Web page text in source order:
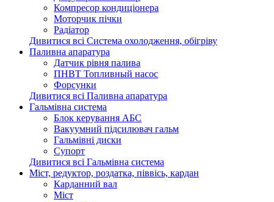
Компресор кондиціонера
Моторчик пічки
Радіатор
Дивитися всі Система охолодження, обігріву
Паливна апаратура
Датчик рівня палива
ПНВТ Топливный насос
Форсунки
Дивитися всі Паливна апаратура
Гальмівна система
Блок керування АБС
Вакуумний підсилювач гальм
Гальмівні диски
Супорт
Дивитися всі Гальмівна система
Міст, редуктор, роздатка, піввісь, кардан
Карданний вал
Міст